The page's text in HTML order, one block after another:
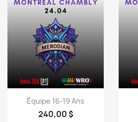
Aperçu rapide
Équipe 16-19 Ans
240,00 $